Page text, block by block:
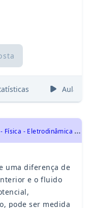
Aulas
U
FRN 2007, UFRN 2007 - Física - Eletrodinâmica - Corrente Elétrica, Cargas Elétricas e Eletrização, Eletrostática e Lei de Coulomb. Força Elétrica., Eletricidade
uma diferença de
e o fluido
pode ser medida